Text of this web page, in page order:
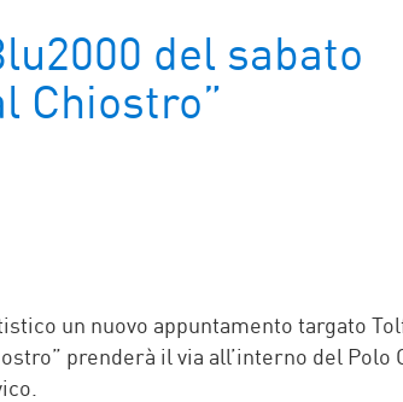
del sabato
Chiostro”
un nuovo appuntamento targato
prenderà il via all’interno del Polo